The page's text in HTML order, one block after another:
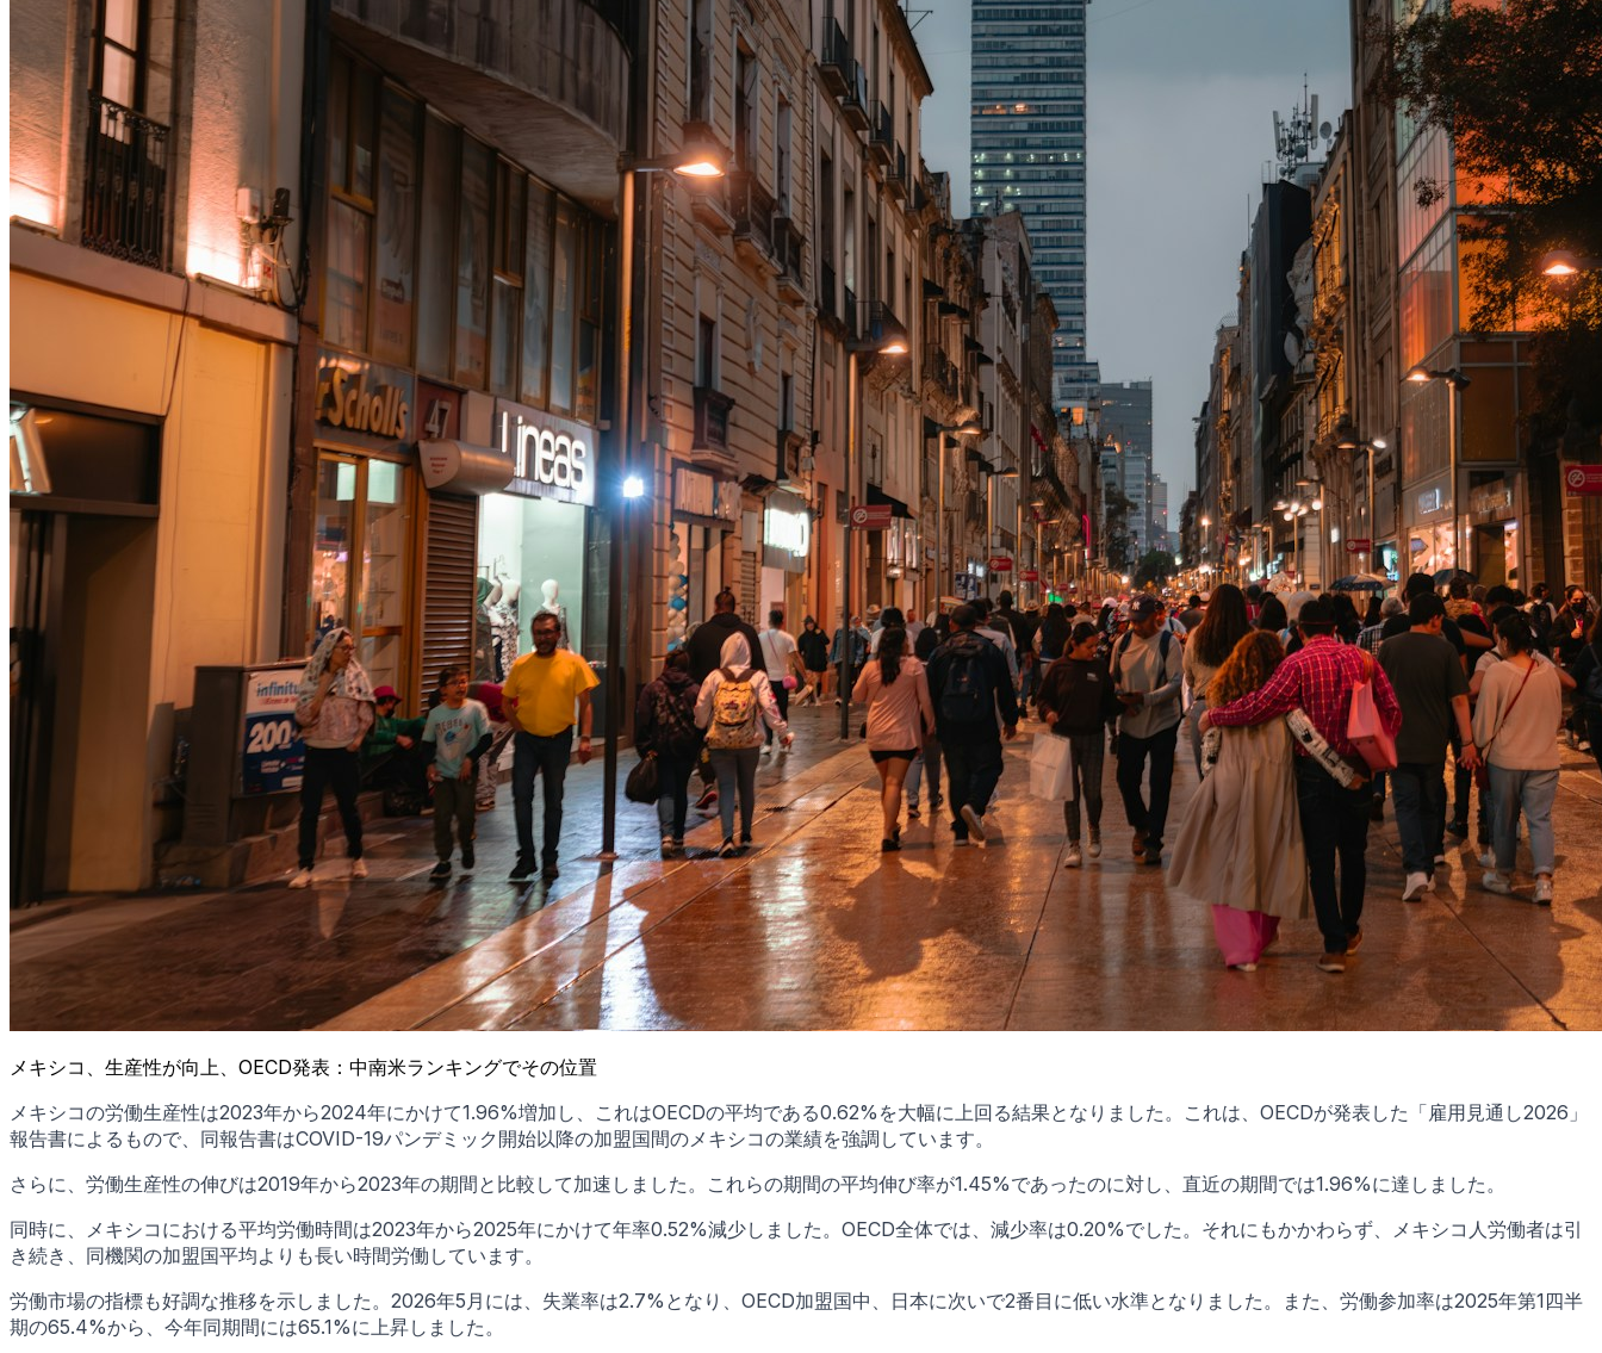
メキシコ、生産性が向上、OECD発表：中南米ランキングでその位置
メキシコの労働生産性は2023年から2024年にかけて1.96%増加し、これはOECDの平均である0.62%を大幅に上回る結果となりました。これは、OECDが発表した「雇用見通し2026」
報告書によるもので、同報告書はCOVID-19パンデミック開始以降の加盟国間のメキシコの業績を強調しています。
さらに、労働生産性の伸びは2019年から2023年の期間と比較して加速しました。これらの期間の平均伸び率が1.45%であったのに対し、直近の期間では1.96%に達しました。
同時に、メキシコにおける平均労働時間は2023年から2025年にかけて年率0.52%減少しました。OECD全体では、減少率は0.20%でした。それにもかかわらず、メキシコ人労働者は引
き続き、同機関の加盟国平均よりも長い時間労働しています。
労働市場の指標も好調な推移を示しました。2026年5月には、失業率は2.7%となり、OECD加盟国中、日本に次いで2番目に低い水準となりました。また、労働参加率は2025年第1四半
期の65.4%から、今年同期間には65.1%に上昇しました。